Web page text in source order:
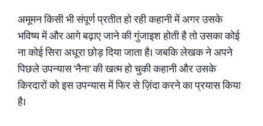
अमूमन किसी भी संपूर्ण प्रतीत हो रही कहानी में अगर उसके
भविष्य में और आगे बढ़ाए जाने की गुंजाइश होती है तो उसका कोई
ना कोई सिरा अधूरा छोड़ दिया जाता है। जबकि लेखक ने अपने
पिछले उपन्यास 'नैना' की खत्म हो चुकी कहानी और उसके
किरदारों को इस उपन्यास में फिर से ज़िंदा करने का प्रयास किया
है।